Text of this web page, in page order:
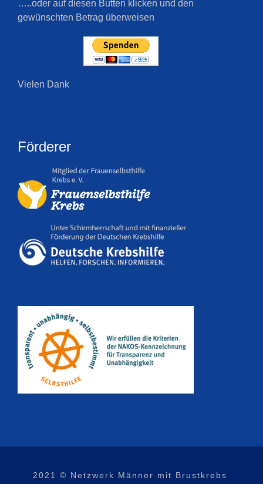
…..oder auf diesen Butten klicken und den
gewünschten Betrag überweisen
Vielen Dank
Förderer
2021 © Netzwerk Männer mit Brustkrebs